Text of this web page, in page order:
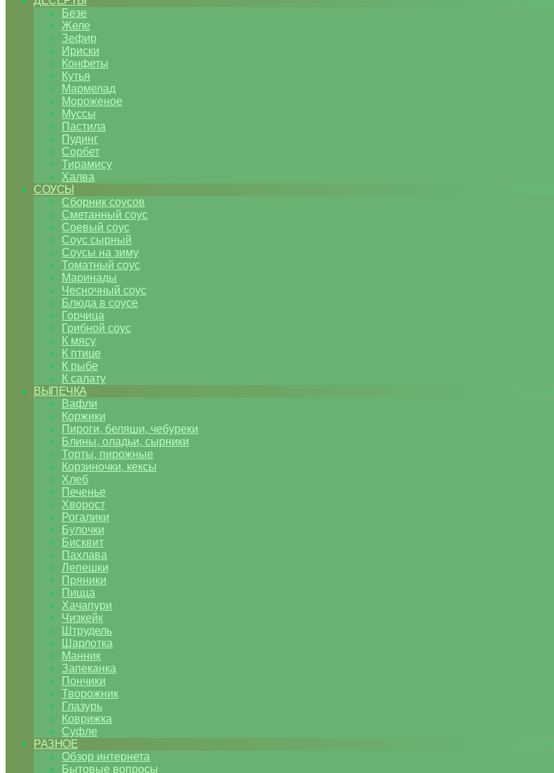
Безе
Желе
Зефир
Ириски
Конфеты
Кутья
Мармелад
Мороженое
Муссы
Пастила
Пудинг
Сорбет
Тирамису
Халва
СОУСЫ
Сборник соусов
Сметанный соус
Соевый соус
Соус сырный
Соусы на зиму
Томатный соус
Маринады
Чесночный соус
Блюда в соусе
Горчица
Грибной соус
К мясу
К птице
К рыбе
К салату
ВЫПЕЧКА
Вафли
Коржики
Пироги, беляши, чебуреки
Блины, оладьи, сырники
Торты, пирожные
Корзиночки, кексы
Хлеб
Печенье
Хворост
Рогалики
Булочки
Бисквит
Пахлава
Лепешки
Пряники
Пицца
Хачапури
Чизкейк
Штрудель
Шарлотка
Манник
Запеканка
Пончики
Творожник
Глазурь
Коврижка
Суфле
РАЗНОЕ
Обзор интернета
Бытовые вопросы